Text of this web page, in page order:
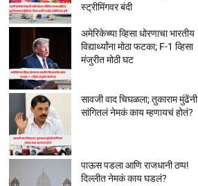
स्ट्रीमिंगवर बंदी
अमेरिकेच्या व्हिसा धोरणाचा भारतीय
विद्यार्थ्यांना मोठा फटका; F-1 व्हिसा
मंजुरीत मोठी घट
सावजी वाद चिघळला; तुकाराम मुंढेंनी
सांगितलं नेमकं काय म्हणायचं होतं?
पाऊस पडला आणि राजधानी ठप्प!
दिल्लीत नेमकं काय घडलं?